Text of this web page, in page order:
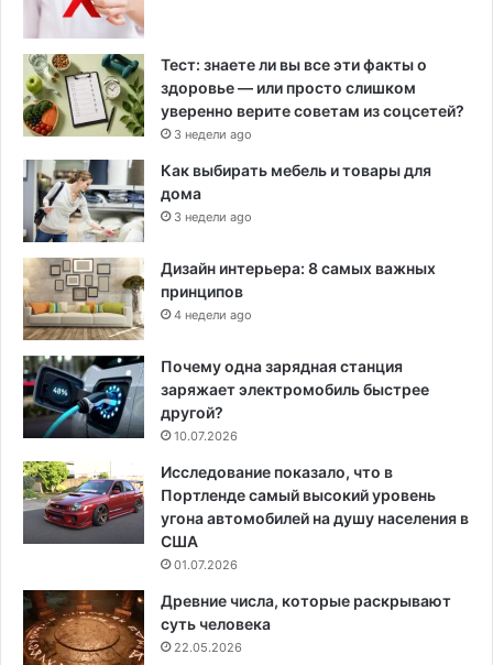
Тест: знаете ли вы все эти факты о
здоровье — или просто слишком
уверенно верите советам из соцсетей?
3 недели ago
Как выбирать мебель и товары для
дома
3 недели ago
Дизайн интерьера: 8 самых важных
принципов
4 недели ago
Почему одна зарядная станция
заряжает электромобиль быстрее
другой?
10.07.2026
Исследование показало, что в
Портленде самый высокий уровень
угона автомобилей на душу населения в
США
01.07.2026
Древние числа, которые раскрывают
суть человека
22.05.2026